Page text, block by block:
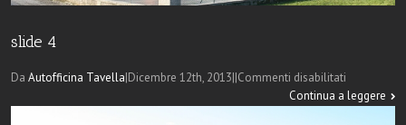
slide 4
Da Autofficina Tavella|Dicembre 12th, 2013||Commenti disabilitati
slide
Continua a leggere